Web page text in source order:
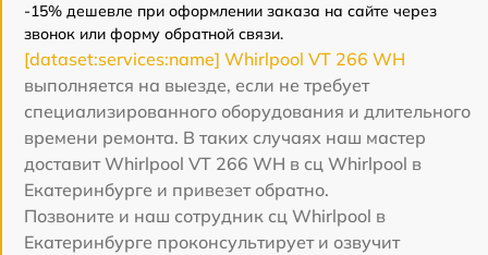
-15% дешевле при оформлении заказа на сайте через
звонок или форму обратной связи.
[dataset:services:name] Whirlpool VT 266 WH
выполняется на выезде, если не требует
специализированного оборудования и длительного
времени ремонта. В таких случаях наш мастер
доставит Whirlpool VT 266 WH в сц Whirlpool в
Екатеринбурге и привезет обратно.
Позвоните и наш сотрудник сц Whirlpool в
Екатеринбурге проконсультирует и озвучит